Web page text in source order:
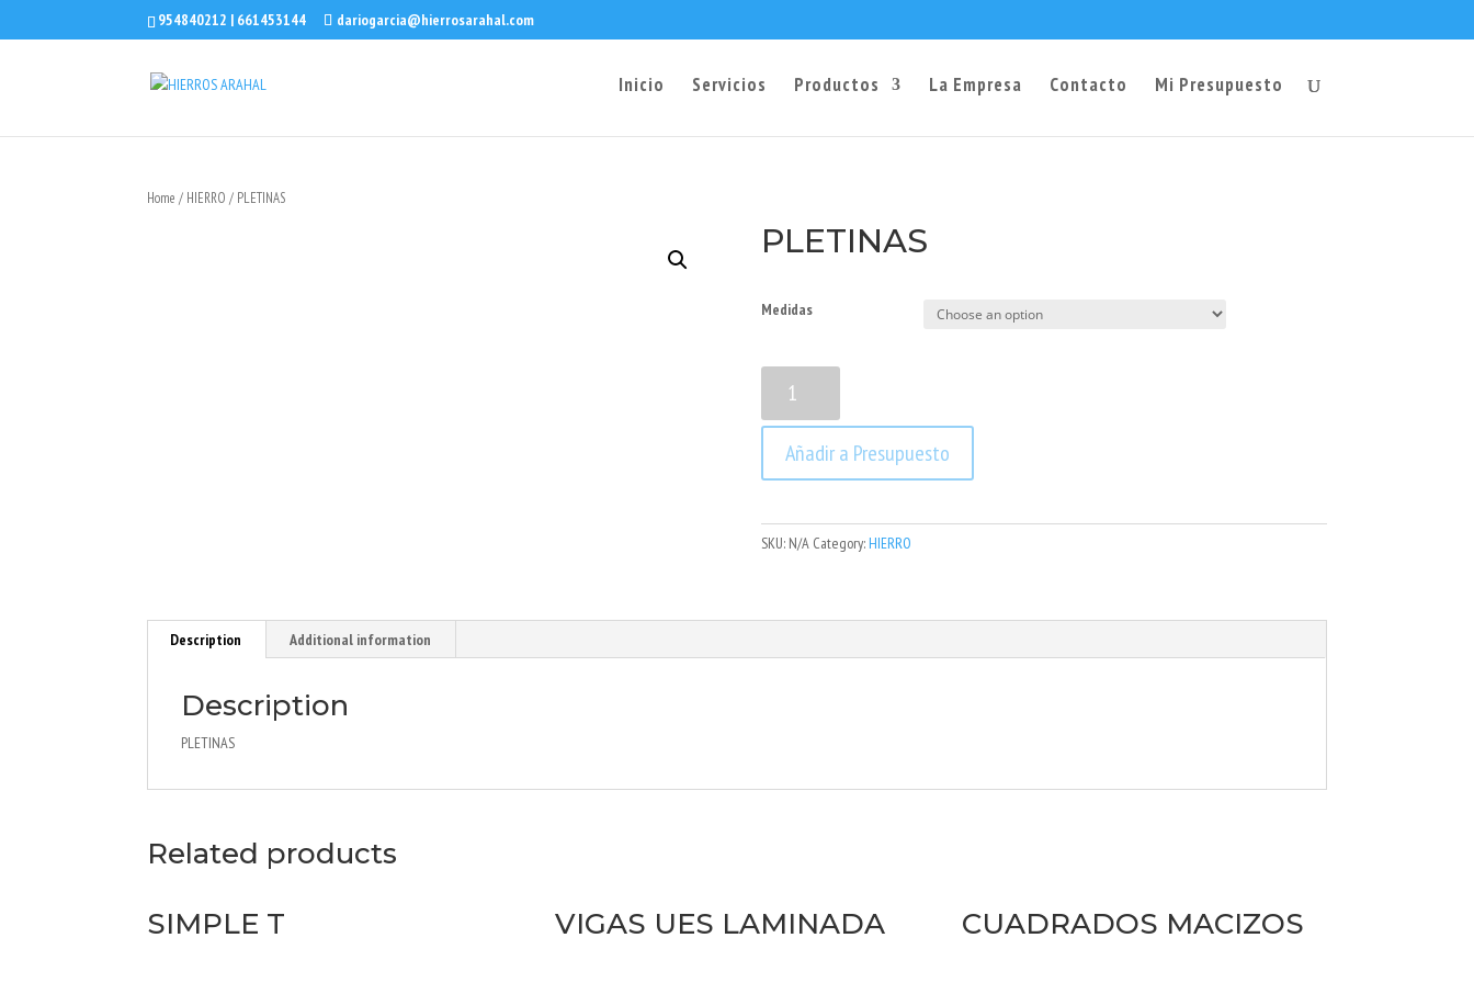
954840212 | 661453144 dariogarcia@hierrosarahal.com
Inicio Servicios Productos La Empresa Contacto Mi Presupuesto
Home / HIERRO / PLETINAS
PLETINAS
Medidas
quantity
Añadir a Presupuesto
SKU: N/A Category: HIERRO
Description Additional information
Description
PLETINAS
Related products
SIMPLE T
VIGAS UES LAMINADA CUADRADOS MACIZOS